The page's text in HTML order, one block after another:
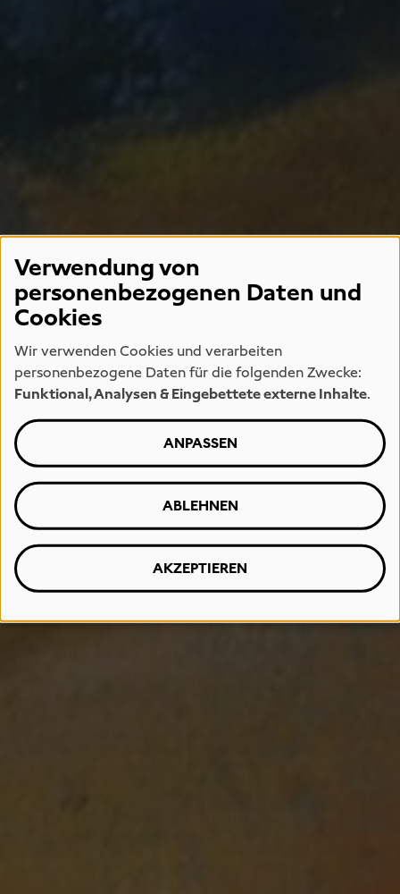
Verwendung von
personenbezogenen Daten und
Cookies
Wir verwenden Cookies und verarbeiten
personenbezogene Daten für die folgenden Zwecke:
Funktional, Analysen & Eingebettete externe Inhalte.
ANPASSEN
ABLEHNEN
AKZEPTIEREN